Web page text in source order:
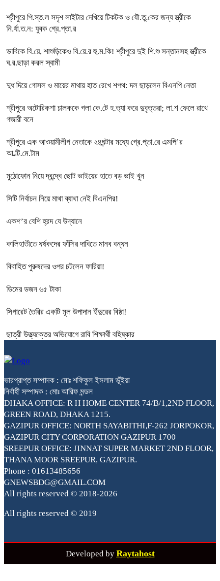
শ্রীপুরে পি.স্ত.ল সদৃশ লাইটার দেখিয়ে টিকটক ও যৌ.তু.কের জন্য স্ত্রীকে
নি.র্যা.ত.ন: যুবক গ্রে.প্তা.র
ভাবিকে বি.য়ে, শাশুড়িকেও বি.য়ে.র হু.ম.কি! শ্রীপুরে দুই শি.শু সন্তানসহ স্ত্রীকে
ঘ.র.ছাড়া করল স্বামী
দুধ দিয়ে গোসল ও মায়ের মাথায় হাত রেখে শপথ: দল ছাড়লেন বিএনপি নেতা
শ্রীপুরে অটোরিকশা চালককে গলা কে.টে হ.ত্যা করে দুবৃত্তরা; লা.শ ফেলে রাখে
গজারী বনে
শ্রীপুরে এক আওয়ামীলীগ নেতাকে ২৪ঘন্টার মধ্যে গ্রে.প্তা.রে এমপি’র
আ.ল্টি.মে.টাম
মুঠোফোন নিয়ে দ্বন্দ্বে ছোট ভাইয়ের হাতে বড় ভাই খুন
সিটি নির্বাচন নিয়ে মাথা ব্যাথা নেই বিএনপির!
একশ’র বেশি হ্রদ যে উদ্যানে
কালিহাতীতে ধর্ষকদের ফাঁসির দাবিতে মানব বন্ধন
বিবাহিত পুরুষদের ওপর চটলেন ফারিয়া!
ডিমের ডজন ৬৫ টাকা
সিগারেট তৈরির একটি মূল উপাদান ইঁদুরের বিষ্ঠা!
ছাত্রী উত্ত্যক্তের অভিযোগে রাবি শিক্ষার্থী বহিষ্কার
ভারপ্রাপ্ত সম্পাদক : মোঃ শফিকুল ইসলাম ভূঁইয়া
নির্বাহী সম্পাদক : মোঃ আরিফ মন্ডল
DHAKA OFFICE: R H HOME CENTER 74/B/1,2ND FLOOR,
GREEN ROAD, DHAKA 1215.
GAZIPUR OFFICE: NORTH SAYABITHI,F-262 JORPOKOR,
GAZIPUR CITY CORPORATION GAZIPUR 1700
SREEPUR OFFICE: JINNAT SUPER MARKET 2ND FLOOR,
THANA MOOR SREEPUR, GAZIPUR.
Phone : 01613485656
GNEWSBDG@GMAIL.COM
All rights reserved © 2018-2026
All rights reserved © 2019
Developed by Raytahost